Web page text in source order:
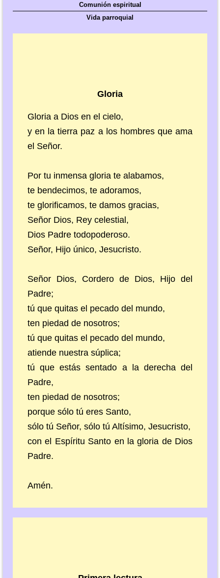
Comunión espiritual
Vida parroquial
Gloria
Gloria a Dios en el cielo,
y en la tierra paz a los hombres que ama
el Señor.
Por tu inmensa gloria te alabamos,
te bendecimos, te adoramos,
te glorificamos, te damos gracias,
Señor Dios, Rey celestial,
Dios Padre todopoderoso.
Señor, Hijo único, Jesucristo.
Señor Dios, Cordero de Dios, Hijo del
Padre;
tú que quitas el pecado del mundo,
ten piedad de nosotros;
tú que quitas el pecado del mundo,
atiende nuestra súplica;
tú que estás sentado a la derecha del
Padre,
ten piedad de nosotros;
porque sólo tú eres Santo,
sólo tú Señor, sólo tú Altísimo, Jesucristo,
con el Espíritu Santo en la gloria de Dios
Padre.
Amén.